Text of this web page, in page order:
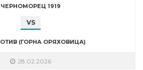
ЧЕРНОМОРЕЦ 1919
VS
(ГОРНА ОРЯХОВИЦА)
28.02.2026